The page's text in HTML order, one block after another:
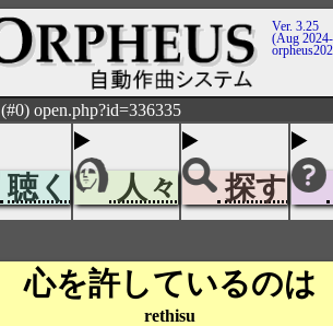
Ver. 3.25
(Aug
(#0) open.php?id=336335
聴く 人々 探す
心を許しているのは
rethisu